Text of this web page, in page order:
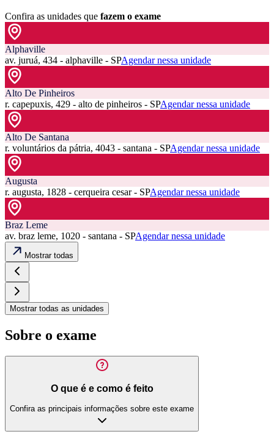
Confira as unidades que fazem o exame
Alphaville
av. juruá, 434 - alphaville - SPAgendar nessa unidade
Alto De Pinheiros
r. capepuxis, 429 - alto de pinheiros - SPAgendar nessa unidade
Alto De Santana
r. voluntários da pátria, 4043 - santana - SPAgendar nessa unidade
Augusta
r. augusta, 1828 - cerqueira cesar - SPAgendar nessa unidade
Braz Leme
av. braz leme, 1020 - santana - SPAgendar nessa unidade
Mostrar todas
Mostrar todas as unidades
Sobre o exame
O que é e como é feito
Confira as principais informações sobre este exame